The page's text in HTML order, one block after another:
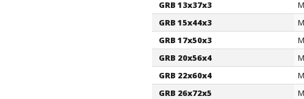
GRB 13x37x3
GRB 15x44x3
GRB 17x50x3
GRB 20x56x4
GRB 22x60x4
GRB 26x72x5